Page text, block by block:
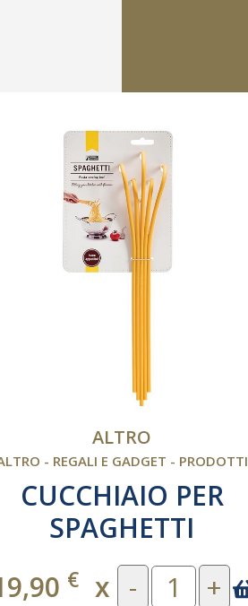
ALTRO
- REGALI E GADGET - PRODOTTI
CUCCHIAIO PER
SPAGHETTI
€ x -
+